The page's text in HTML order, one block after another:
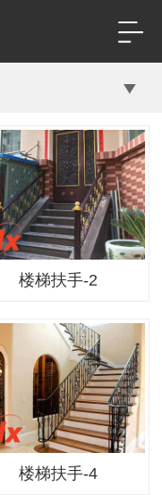
楼梯扶手-2
楼梯扶手-4